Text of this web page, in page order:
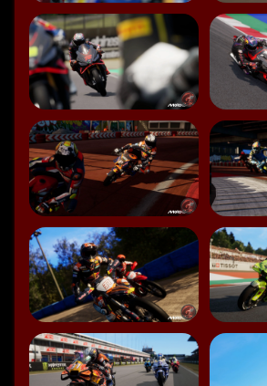
Speaker 0: Wahnsinn!
Speaker 0: Ich habe ja letztens mal
Speaker 0: Valentino Rossi ist glaube
den wir jetzt nicht gefunden haben im
Speaker 0: Das war aber auch schon
oder so und davor haben wir ja auch
was noch nicht Meilstorm war.
Speaker 0: So ein Capcom haben wir
MotoGP getestet.
Speaker 0: also ganz ganz schlimm.
Speaker 1: Ganz schlimm, ja.
Speaker 1: Und dann kann es zählen!
Speaker 0: Nichtsdestotrotz Ja, neues
natürlich Gott sei Dank auch wieder